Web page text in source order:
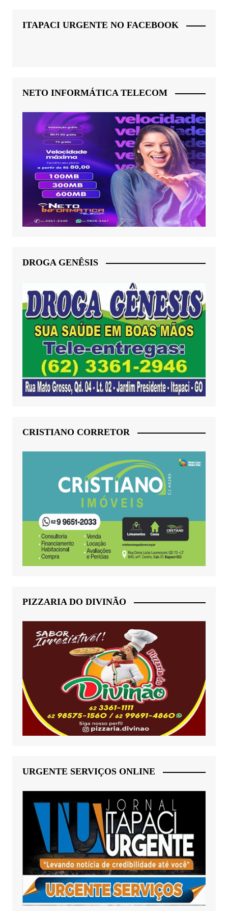
ITAPACI URGENTE NO FACEBOOK
NETO INFORMÁTICA TELECOM
DROGA GENÊSIS
CRISTIANO CORRETOR
PIZZARIA DO DIVINÃO
URGENTE SERVIÇOS ONLINE